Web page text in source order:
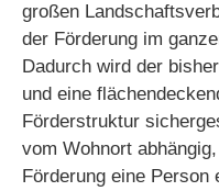
großen
der Förderung im
Dadurch wird der
und eine
Förderstruktur
vom Wohnort
Förderung eine Person